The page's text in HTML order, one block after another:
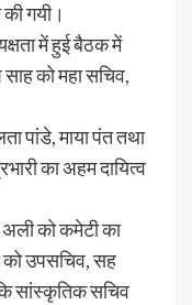
गयी।
में हुई बैठक में
को महा सचिव,
पांडे, माया पंत तथा
का अहम दायित्व
को कमेटी का
उपसचिव, सह
सांस्कृतिक सचिव